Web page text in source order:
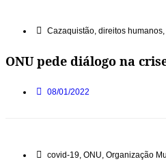
Cazaquistão, direitos humanos,
ONU pede diálogo na
08/01/2022
covid-19, ONU, Organização